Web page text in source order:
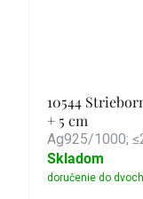
10544
+ 5 cm
Ag925/1000;
Skladom